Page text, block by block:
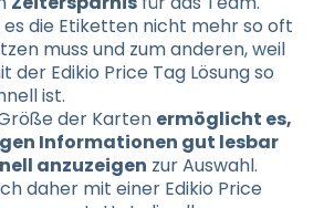
es die Etiketten nicht mehr so oft
muss und zum anderen, weil
der Edikio Price Tag Lösung so
ist.
der Karten ermöglicht es,
Informationen gut lesbar
anzuzeigen zur Auswahl.
daher mit einer Edikio Price